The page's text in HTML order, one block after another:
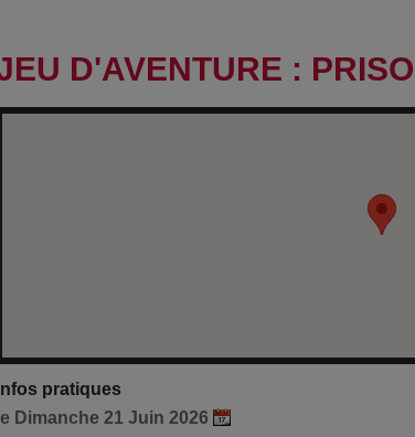
D'AVENTURE :
Infos pratiques
le Dimanche 21 Juin 2026